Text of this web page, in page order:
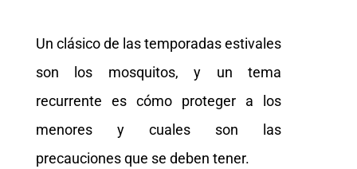
Un clásico de las temporadas estivales
son los mosquitos, y un tema
recurrente es cómo proteger a los
menores y cuales son las
precauciones que se deben tener.